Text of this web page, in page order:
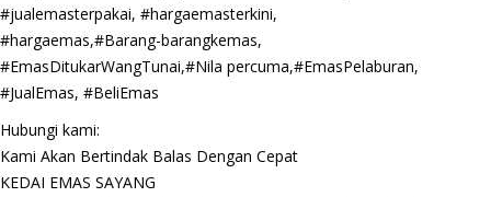
#jualemasterpakai, #hargaemasterkini,
#hargaemas,#Barang-barangkemas,
#EmasDitukarWangTunai,#Nila percuma,#EmasPelaburan,
#JualEmas, #BeliEmas
Hubungi kami:
Kami Akan Bertindak Balas Dengan Cepat
KEDAI EMAS SAYANG